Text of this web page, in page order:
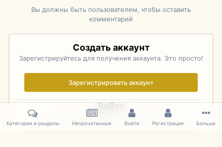
Вы должны быть пользователем, чтобы оставить
комментарий
Создать аккаунт
Зарегистрируйтесь для получения аккаунта. Это просто!
Зарегистрировать аккаунт
Войти
Уже зарегистрированы? Войдите здесь.
Категории и разделы Непрочитанные Войти Регистрация Больше